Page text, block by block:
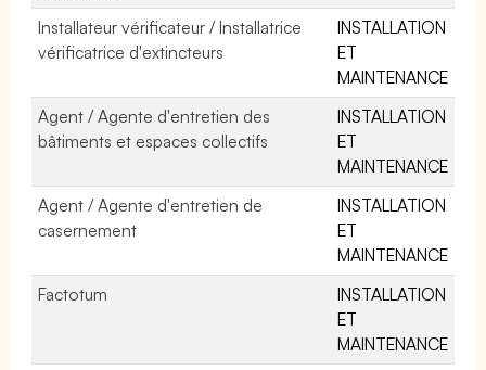
Installateur vérificateur / Installatrice
vérificatrice d'extincteurs
INSTALLATION
ET
MAINTENANCE
Agent / Agente d'entretien des
bâtiments et espaces collectifs
INSTALLATION
ET
MAINTENANCE
Agent / Agente d'entretien de
casernement
INSTALLATION
ET
MAINTENANCE
Factotum
INSTALLATION
ET
MAINTENANCE